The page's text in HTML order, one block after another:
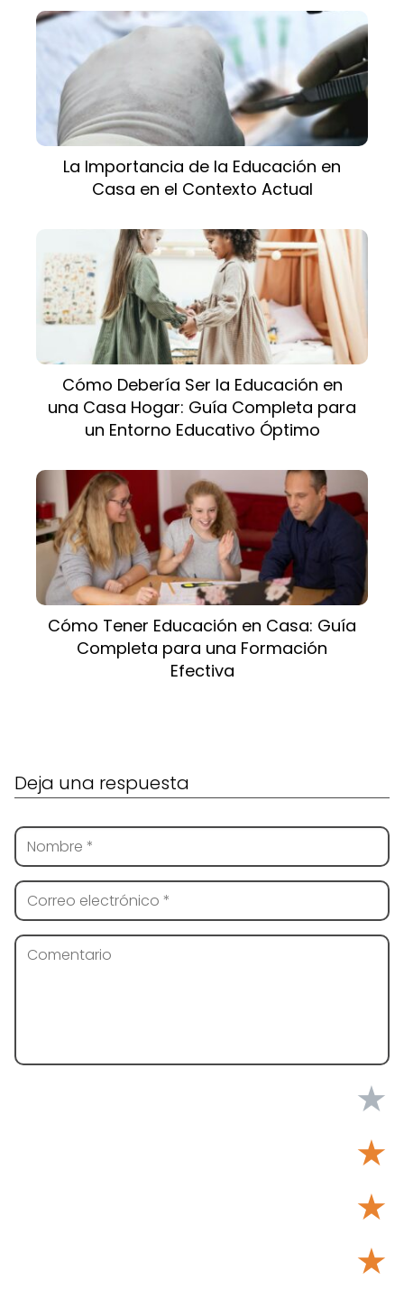
La Importancia de la Educación en
Casa en el Contexto Actual
Cómo Debería Ser la Educación en
una Casa Hogar: Guía Completa para
un Entorno Educativo Óptimo
Cómo Tener Educación en Casa: Guía
Completa para una Formación
Efectiva
Deja una respuesta
★
★
★
★